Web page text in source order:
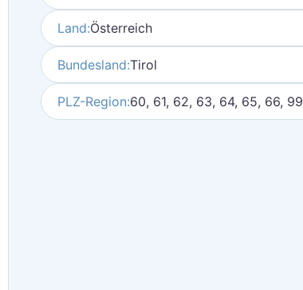
Land:Österreich
Bundesland:Tirol
PLZ-Region:60, 61, 62, 63, 64, 65, 66, 99